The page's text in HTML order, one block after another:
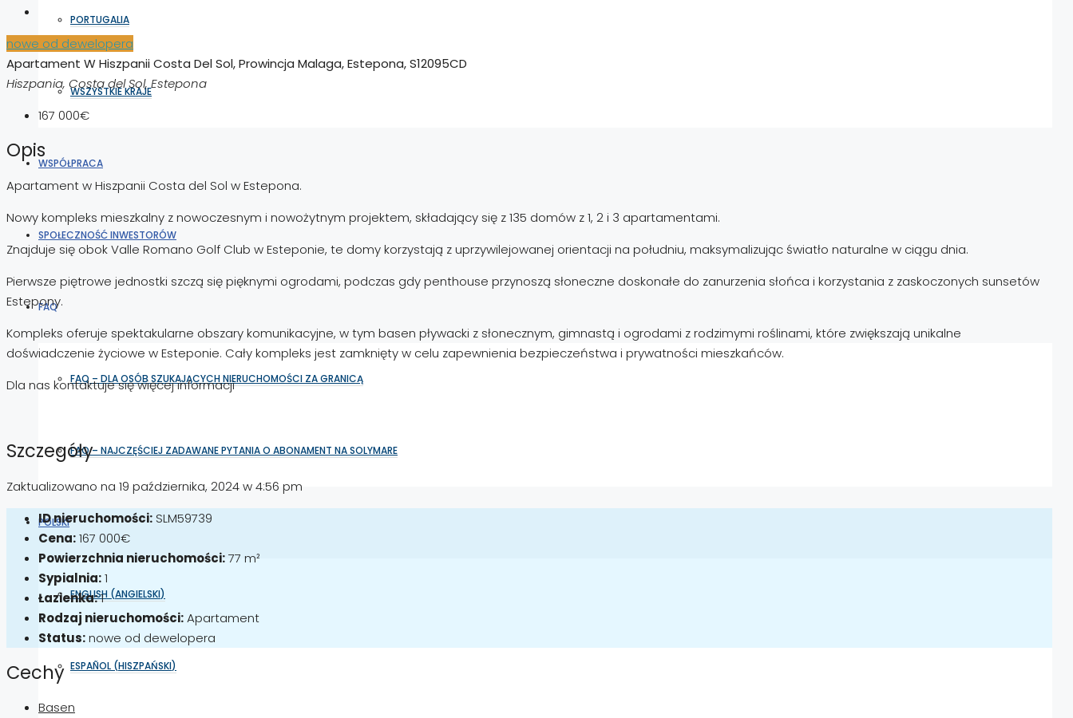
PORTUGALIA
WSZYSTKIE KRAJE
WSPÓŁPRACA
SPOŁECZNOŚĆ INWESTORÓW
FAQ
FAQ – DLA OSÓB SZUKAJĄCYCH NIERUCHOMOŚCI ZA GRANICĄ
FAQ – NAJCZĘŚCIEJ ZADAWANE PYTANIA O ABONAMENT NA SOLYMARE
POLSKI
ENGLISH (ANGIELSKI)
ESPAÑOL (HISZPAŃSKI)
nowe od dewelopera
Apartament W Hiszpanii Costa Del Sol, Prowincja Malaga, Estepona, S12095CD
Hiszpania, Costa del Sol, Estepona
167 000€
Opis
Apartament w Hiszpanii Costa del Sol w Estepona.
Nowy kompleks mieszkalny z nowoczesnym i nowożytnym projektem, składający się z 135 domów z 1, 2 i 3 apartamentami.
Znajduje się obok Valle Romano Golf Club w Esteponie, te domy korzystają z uprzywilejowanej orientacji na południu, maksymalizując światło naturalne w ciągu dnia.
Pierwsze piętrowe jednostki szczą się pięknymi ogrodami, podczas gdy penthouse przynoszą słoneczne doskonałe do zanurzenia słońca i korzystania z zaskoczonych sunsetów
Estepony.
Kompleks oferuje spektakularne obszary komunikacyjne, w tym basen pływacki z słonecznym, gimnastą i ogrodami z rodzimymi roślinami, które zwiększają unikalne
doświadczenie życiowe w Esteponie. Cały kompleks jest zamknięty w celu zapewnienia bezpieczeństwa i prywatności mieszkańców.
Dla nas kontaktuje się więcej informacji
Szczegóły
Zaktualizowano na 19 października, 2024 w 4:56 pm
ID nieruchomości: SLM59739
Cena:167 000€
Powierzchnia nieruchomości:77 m²
Sypialnia:1
Łazienka:1
Rodzaj nieruchomości:Apartament
Status:nowe od dewelopera
Cechy
Basen